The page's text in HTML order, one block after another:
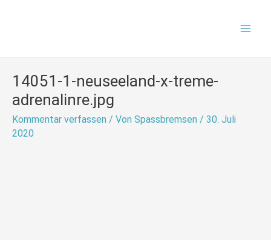
14051-1-neuseeland-x-treme-
adrenalinre.jpg
Kommentar verfassen / Von Spassbremsen / 30. Juli
2020